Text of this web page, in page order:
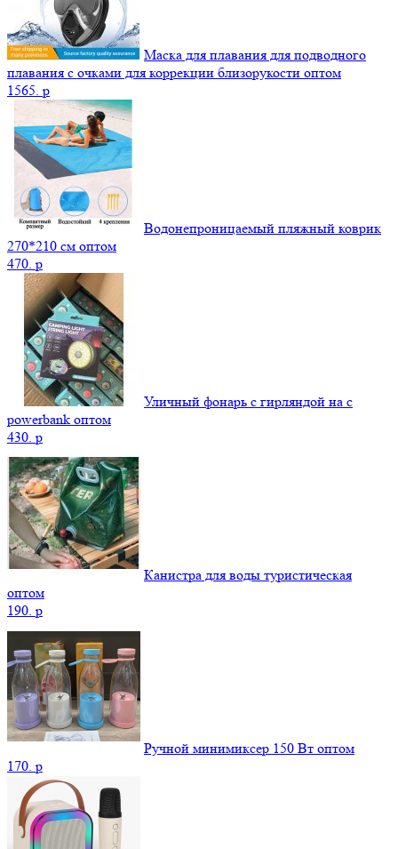
Маска для плавания для подводного
плавания с очками для коррекции близорукости оптом
1565. p
Водонепроницаемый пляжный коврик
270*210 см оптом
470. p
Уличный фонарь с гирляндой на с
powerbank оптом
430. p
Канистра для воды туристическая
оптом
190. p
Ручной минимиксер 150 Вт оптом
170. p